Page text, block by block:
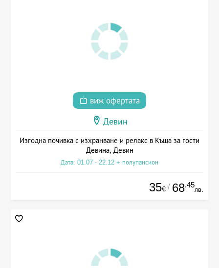
виж офертата
Девин
Изгодна почивка с изхранване и релакс в Къща за гости
Девина, Девин
Дата: 01.07 - 22.12 + полупансион
35€ / 68.45
лв.